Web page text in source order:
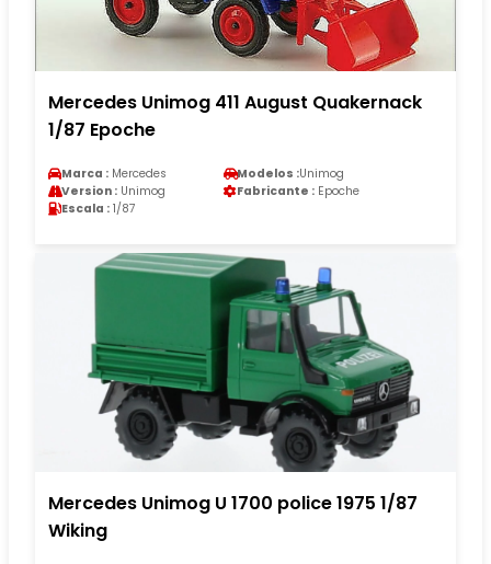
Mercedes Unimog 411 August Quakernack
1/87 Epoche
Marca : Mercedes Modelos :Unimog
Version : Unimog Fabricante : Epoche
Escala : 1/87
Mercedes Unimog U 1700 police 1975 1/87
Wiking